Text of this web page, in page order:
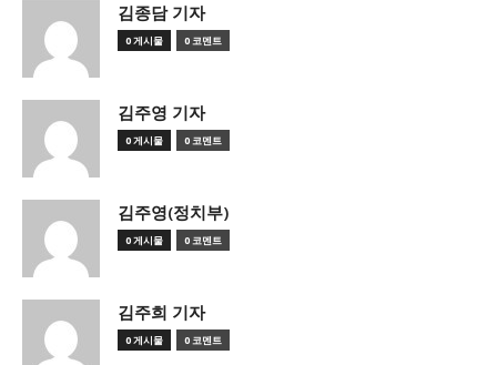
김종담 기자
0 게시물 0 코멘트
김주영 기자
0 게시물 0 코멘트
김주영(정치부)
0 게시물 0 코멘트
김주희 기자
0 게시물 0 코멘트